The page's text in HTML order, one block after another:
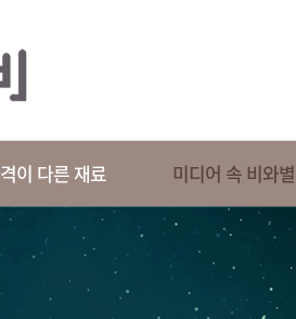
격이 다른 재료 미디어 속 비와별